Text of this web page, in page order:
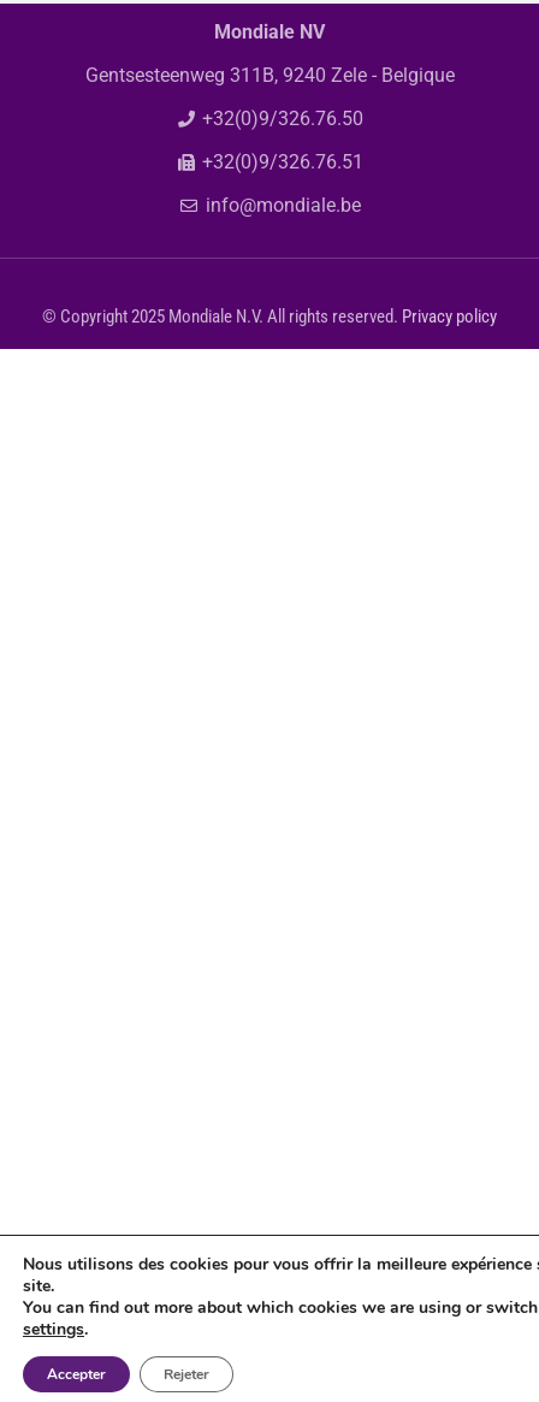
Mondiale NV
Gentsesteenweg 311B, 9240 Zele - Belgique
+32(0)9/326.76.50
+32(0)9/326.76.51
info@mondiale.be
© Copyright 2025 Mondiale N.V. All rights reserved. Privacy policy
Nous utilisons des cookies pour vous offrir la meilleure expérience
site.
You can find out more about which cookies we are using or
settings.
Accepter Rejeter